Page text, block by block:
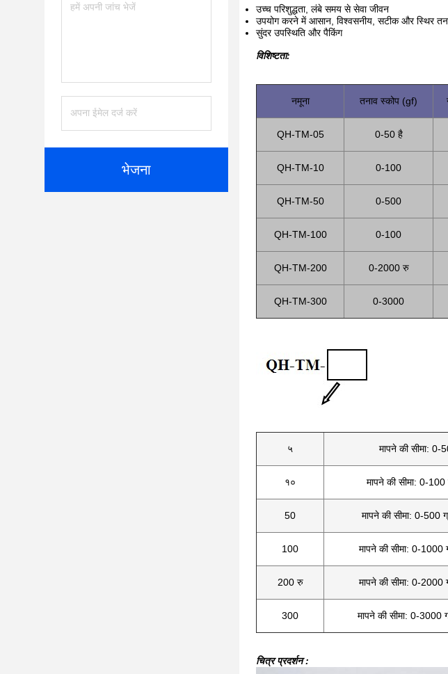
भेजना
उच्च परिशुद्धता, लंबे समय से सेवा जीवन
उपयोग करने में आसान, विश्वसनीय, सटीक और स्थिर
सुंदर उपस्थिति और पैकिंग
विशिष्टता:
नमूना तनाव स्कोप (gf)
QH-TM-05 0-50 है
QH-TM-10 0-100
QH-TM-50 0-500
QH-TM-100 0-100
QH-TM-200 0-2000 रु
QH-TM-300 0-3000
५ मापने की सीमा: 0-
१० मापने की सीमा: 0-
50 मापने की सीमा: 0-500
100 मापने की सीमा: 0-1000
200 रु मापने की सीमा: 0-2000
300 मापने की सीमा: 0-3000
चित्र प्रदर्शन :